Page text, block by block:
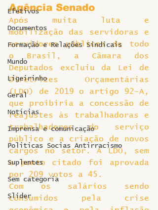
Efetivos
Documentos
Formação e Relações Sindicais
Mundo
Ligeirinho
Geral
Notícias
Imprensa e comunicação
Politicas Socias Antirracismo
Suplentes
Sem categoria
Slider
Agência Senado
Após muita luta e
mobilização das servidoras e
servidores públicos de todo
o Brasil, a Câmara dos
Deputados excluiu da Lei de
Diretrizes Orçamentárias
(LDO) de 2019 o artigo 92-A,
que proibiria a concessão de
reajustes às trabalhadoras e
trabalhadores do serviço
público e a criação de novos
cargos no setor. A LDO, sem
o ponto citado foi aprovada
por 209 votos a 45.
Com os salários sendo
consumidos pela crise